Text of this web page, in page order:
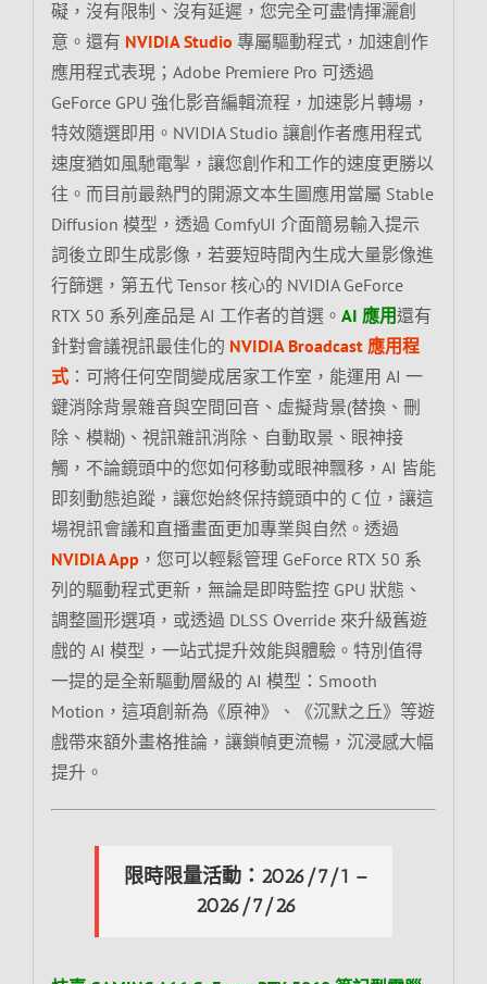
礙，沒有限制、沒有延遲，您完全可盡情揮灑創
意。還有 NVIDIA Studio 專屬驅動程式，加速創作
應用程式表現；Adobe Premiere Pro 可透過
GeForce GPU 強化影音編輯流程，加速影片轉場，
特效隨選即用。NVIDIA Studio 讓創作者應用程式
速度猶如風馳電掣，讓您創作和工作的速度更勝以
往。而目前最熱門的開源文本生圖應用當屬 Stable
Diffusion 模型，透過 ComfyUI 介面簡易輸入提示
詞後立即生成影像，若要短時間內生成大量影像進
行篩選，第五代 Tensor 核心的 NVIDIA GeForce
RTX 50 系列產品是 AI 工作者的首選。 AI 應用還有
針對會議視訊最佳化的 NVIDIA Broadcast 應用程
式：可將任何空間變成居家工作室，能運用 AI 一
鍵消除背景雜音與空間回音、虛擬背景(替換、刪
除、模糊)、視訊雜訊消除、自動取景、眼神接
觸，不論鏡頭中的您如何移動或眼神飄移，AI 皆能
即刻動態追蹤，讓您始終保持鏡頭中的 C 位，讓這
場視訊會議和直播畫面更加專業與自然。透過
NVIDIA App ，您可以輕鬆管理 GeForce RTX 50 系
列的驅動程式更新，無論是即時監控 GPU 狀態、
調整圖形選項，或透過 DLSS Override 來升級舊遊
戲的 AI 模型，一站式提升效能與體驗。特別值得
一提的是全新驅動層級的 AI 模型：Smooth
Motion，這項創新為《原神》、《沉默之丘》等遊
戲帶來額外畫格推論，讓鎖幀更流暢，沉浸感大幅
提升。
限時限量活動：2026/7/1 –
2026/7/26